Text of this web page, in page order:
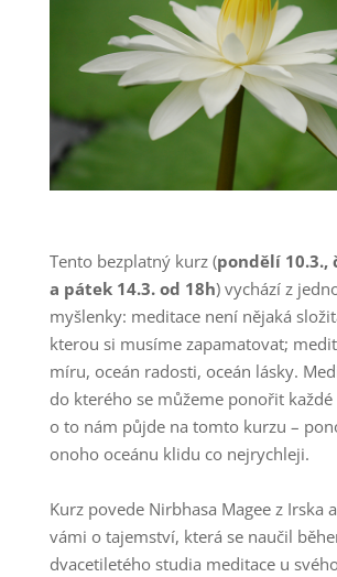
Tento bezplatný kurz (pondělí 10.3.,
a pátek 14.3. od 18h) vychází z
myšlenky: meditace není nějaká
kterou si musíme zapamatovat;
míru, oceán radosti, oceán lásky.
do kterého se můžeme ponořit
o to nám půjde na tomto kurzu –
onoho oceánu klidu co nejrychleji.
Kurz povede Nirbhasa Magee z Irska
vámi o tajemství, která se naučil
dvacetiletého studia meditace u